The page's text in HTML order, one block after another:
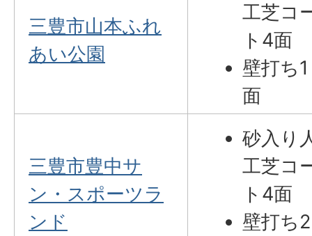
三豊市山本ふれ
あい公園
工芝コ
ト4面
壁打ち1
面
三豊市豊中サ
ン・スポーツラ
ンド
砂入り
工芝コ
ト4面
壁打ち2